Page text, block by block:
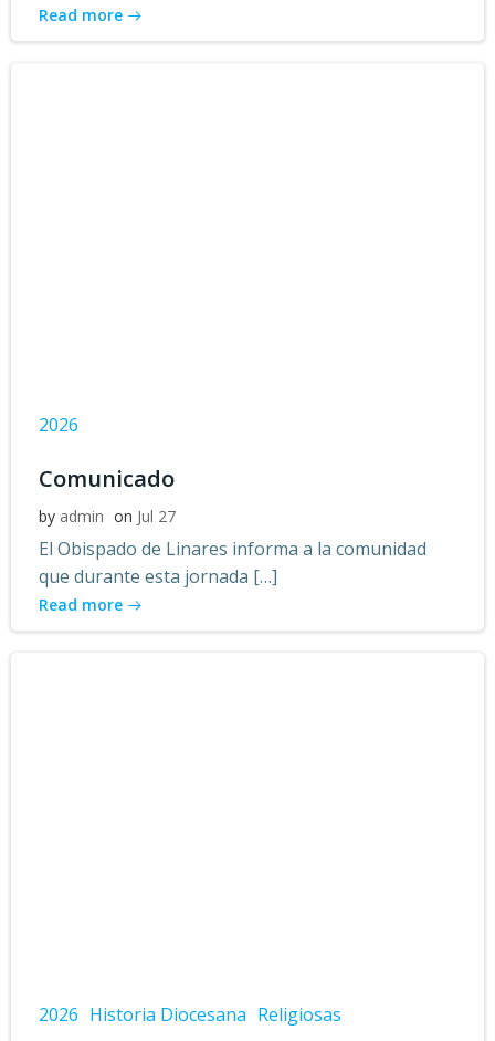
Read more
2026
Comunicado
by admin on Jul 27
El Obispado de Linares informa a la comunidad
que durante esta jornada […]
Read more
2026 Historia Diocesana Religiosas